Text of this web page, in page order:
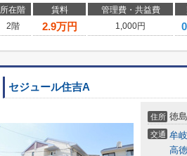
所在階 賃料 管理費・共益費
2階
2.9万円 1,000円
セジュール住吉A
住所 徳
交通 牟
高